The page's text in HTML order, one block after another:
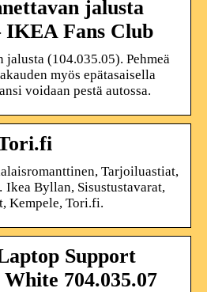
jalusta
IKEA Fans Club
(104.035.05). Pehmeä
myös epätasaisella
voidaan pestä autossa.
Tarjoiluastiat,
Byllan, Sisustustavarat,
Kempele, Tori.fi.
Support
704.035.07